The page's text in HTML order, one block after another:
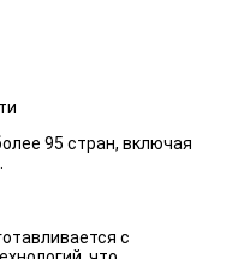
95 стран, включая
с